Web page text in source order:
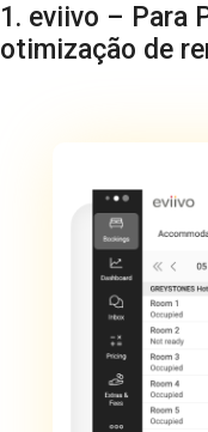
1. eviivo – Para
otimização de